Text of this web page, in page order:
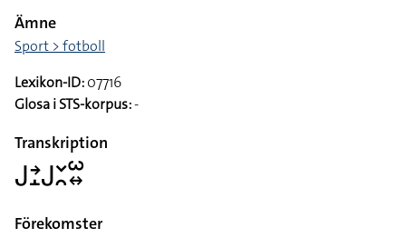
Ämne
Sport > fotboll
Lexikon-ID:07716
Glosa i STS-korpus:-
Transkription
􌤢􌥔􌤸􌤢􌥖􌥘􌥱􌦉
Förekomster